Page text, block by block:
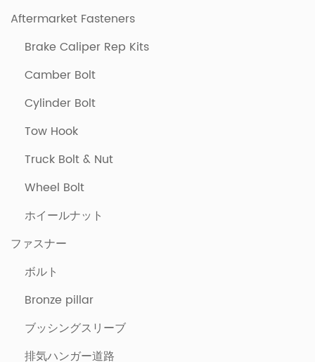
Aftermarket Fasteners
Brake Caliper Rep Kits
Camber Bolt
Cylinder Bolt
Tow Hook
Truck Bolt & Nut
Wheel Bolt
ホイールナット
ファスナー
ボルト
Bronze pillar
ブッシングスリーブ
排気ハンガー道路